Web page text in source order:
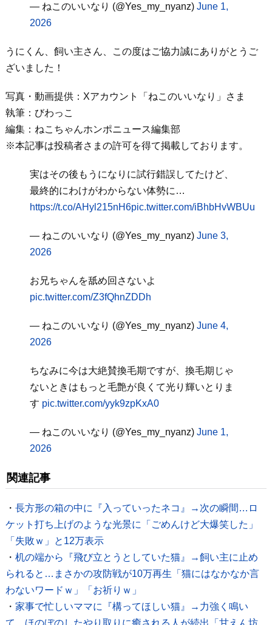
— ねこのいいなり (@Yes_my_nyanz) June 1,
2026
うにくん、飼い主さん、この度はご協力誠にありがとうご
ざいました！
写真・動画提供：Xアカウント「ねこのいいなり」さま
執筆：びわっこ
編集：ねこちゃんホンポニュース編集部
※本記事は投稿者さまの許可を得て掲載しております。
実はその後もうになりに試行錯誤してたけど、
最終的にわけがわからない体勢に…
https://t.co/AHyl215nH6pic.twitter.com/iBhbHvWBUu
— ねこのいいなり (@Yes_my_nyanz) June 3,
2026
お兄ちゃんを舐め回さないよ
pic.twitter.com/Z3fQhnZDDh
— ねこのいいなり (@Yes_my_nyanz) June 4,
2026
ちなみに今は大絶賛換毛期ですが、換毛期じゃ
ないときはもっと毛艶が良くて光り輝いとりま
す pic.twitter.com/yyk9zpKxA0
— ねこのいいなり (@Yes_my_nyanz) June 1,
2026
関連記事
・ 長方形の箱の中に『入っていったネコ』→次の瞬間…ロ
ケット打ち上げのような光景に「ごめんけど大爆笑した」
「失敗ｗ」と12万表示
・ 机の端から『飛び立とうとしていた猫』→飼い主に止め
られると…まさかの攻防戦が10万再生「猫にはなかなか言
わないワードｗ」「お祈りｗ」
・ 家事で忙しいママに『構ってほしい猫』→力強く鳴い
て…ほのぼのしたやり取りに癒される人が続出「甘えん坊